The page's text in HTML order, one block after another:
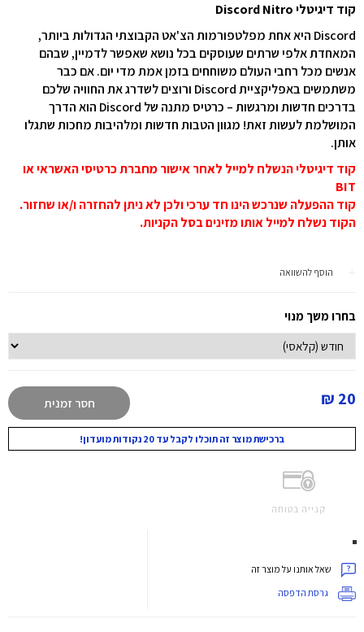
קוד דיגיטלי Discord Nitro
Discord היא אחת מפלטפורמות הצ'אט הקבוצתי הגדולות ביותר,
המאחדתאלפי שרתים שעוסקים בכל נושא שאפשר לדמיין, שבהם
אנשים מכל רחבי העולם משוחחים בזמן אמת מדי יום. אם כבר
משתמשים באפליקציית Discord
ורוצים לשדרג את החוויה שלכם
בדרכים חדשות ומרגשות – כרטיס מתנה של Discord
הוא הדרך
המושלמת לעשות זאת! מגוון הטבות חדשות ומלהיבותמחכות שתגלו
אותן.
קוד דיגיטלי הנשלח למייל לאחר אישור מחברת כרטיסי האשראי או
BIT
קוד ההפעלה שנרכש הינו חד ערכי ולכן לא ניתן להחזרה ו/או שחזור.
הקוד נשלח למייל אותו מזינים בסל הקניות.
הוסף להשוואה
בחרו משך מנוי
20 ₪ חסר זמנית
ברכישת מוצר זה תוכלו לקבל עד 20 נקודות מועדון!
קנייה בטוחה
שאל אותנו על מוצר זה
גרסת הדפסה